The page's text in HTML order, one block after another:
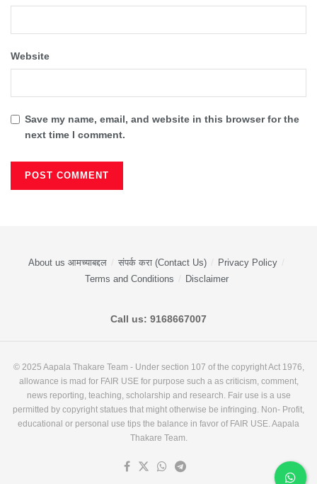
Website
Save my name, email, and website in this browser for the
next time I comment.
About us आमच्याबद्दल संपर्क करा (Contact Us)
Privacy Policy
Terms and Conditions
Disclaimer
Call us: 9168667007
© 2025 Aapala Thakare Team - Under section 107 of the copyright Act 1976,
allowance is mad for FAIR USE for purpose such a as criticism, comment,
news reporting, teaching, scholarship and research. Fair use is a use
permitted by copyright statues that might otherwise be infringing. Non- Profit,
educational or personal use tips the balance in favor of FAIR USE. Aapala
Thakare Team.